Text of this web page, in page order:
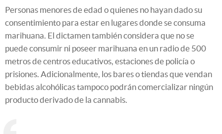
Personas menores de edad o quienes no hayan dado su
consentimiento para estar en lugares donde se consuma
marihuana. El dictamen también considera que no se
puede consumir ni poseer marihuana en un radio de 500
metros de centros educativos, estaciones de policía o
prisiones. Adicionalmente, los bares o tiendas que vendan
bebidas alcohólicas tampoco podrán comercializar ningún
producto derivado de la cannabis.